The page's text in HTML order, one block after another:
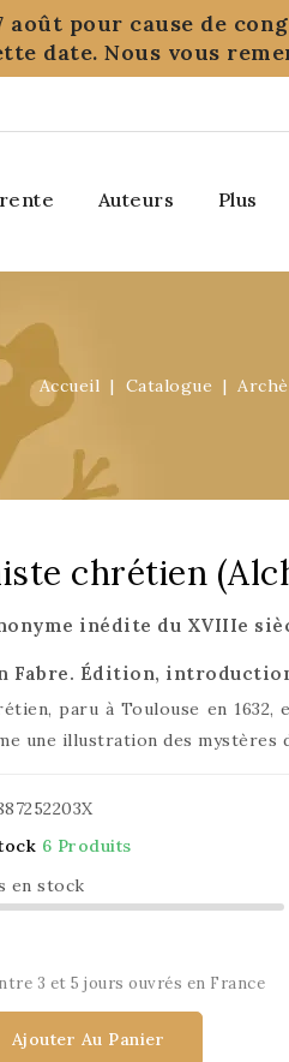
pour cause de
date. Nous vous
Auteurs Plus
Accueil Catalogue Archè
chrétien
inédite du XVIIIe
Fabre. Édition,
paru à Toulouse en
une illustration des mystères
6 Produits
en stock
3 et 5 jours ouvrés en France
Ajouter Au Panier